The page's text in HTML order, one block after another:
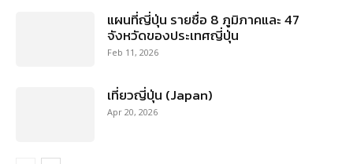
แผนที่ญี่ปุ่น รายชื่อ 8 ภูมิภาคและ 47
จังหวัดของประเทศญี่ปุ่น
Feb 11, 2026
เที่ยวญี่ปุ่น (Japan)
Apr 20, 2026